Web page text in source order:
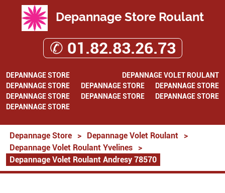
Depannage Store Roulant
✆ 01.82.83.26.73
DEPANNAGE STORE
DEPANNAGE VOLET ROULANT
DEPANNAGE STORE
DEPANNAGE STORE
DEPANNAGE STORE
DEPANNAGE STORE
DEPANNAGE STORE
DEPANNAGE STORE
DEPANNAGE STORE
Depannage Store > Depannage Volet Roulant
>
Depannage Volet Roulant Yvelines
>
Depannage Volet Roulant Andresy 78570